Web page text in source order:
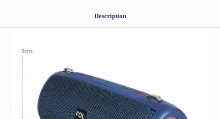
Description